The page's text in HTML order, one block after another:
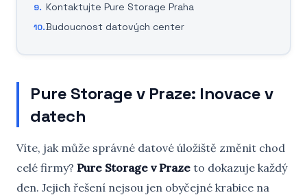
Kontaktujte Pure Storage Praha
Budoucnost datových center
Pure Storage v Praze: Inovace v
datech
Víte, jak může správné datové úložiště změnit chod
celé firmy? Pure Storage v Praze to dokazuje každý
den. Jejich řešení nejsou jen obyčejné krabice na